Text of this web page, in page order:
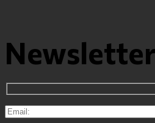
Newsletter